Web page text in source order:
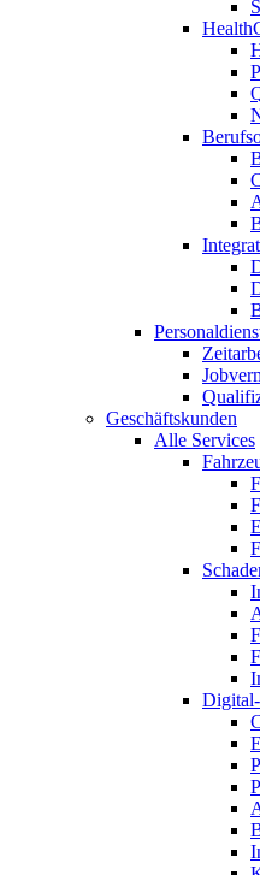
Geschäftskunden
Alle Services